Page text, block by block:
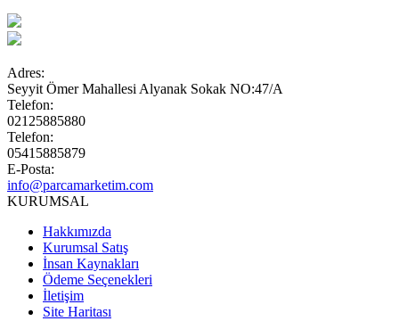
Adres:
Seyyit Ömer Mahallesi Alyanak Sokak NO:47/A
Telefon:
02125885880
Telefon:
05415885879
E-Posta:
info@parcamarketim.com
KURUMSAL
Hakkımızda
Kurumsal Satış
İnsan Kaynakları
Ödeme Seçenekleri
İletişim
Site Haritası